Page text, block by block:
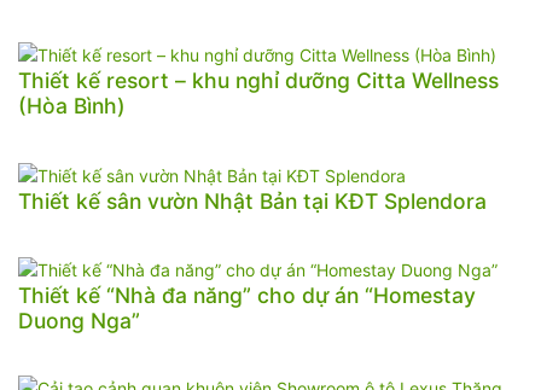
Thiết kế resort – khu nghỉ dưỡng Citta Wellness
(Hòa Bình)
Thiết kế sân vườn Nhật Bản tại KĐT Splendora
Thiết kế “Nhà đa năng” cho dự án “Homestay
Duong Nga”